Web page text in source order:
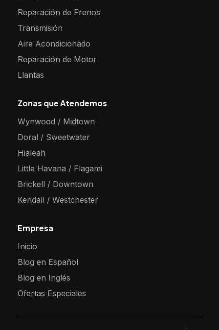
Reparación de Frenos
Transmisión
Aire Acondicionado
Reparación de Motor
Llantas
Zonas que Atendemos
Wynwood / Midtown
Doral / Sweetwater
Hialeah
Little Havana / Flagami
Brickell / Downtown
Kendall / Westchester
Empresa
Inicio
Blog en Español
Blog en Inglés
Ofertas Especiales